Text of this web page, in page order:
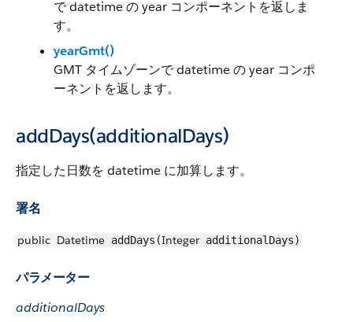
で datetime の year コンポーネントを返しま
す。
yearGmt()
GMT タイムゾーンで datetime の year コンポ
ーネントを返します。
addDays(additionalDays)
指定した日数を datetime に加算します。
署名
public Datetime addDays(Integer additionalDays)
パラメーター
additionalDays